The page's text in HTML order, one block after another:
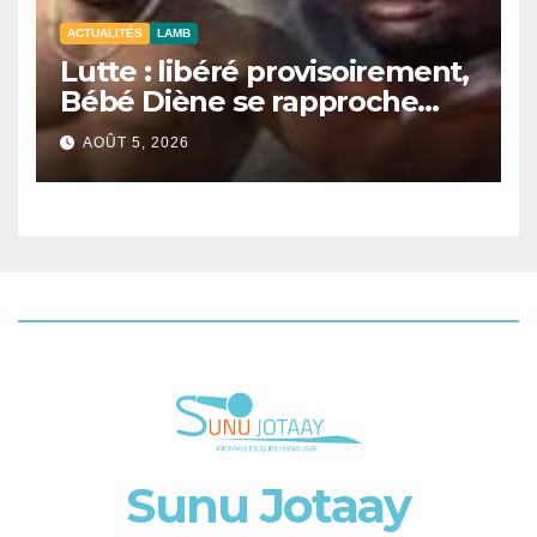
ACTUALITÉS LAMB
Lutte : libéré provisoirement,
Bébé Diène se rapproche
d’un combat contre Zarco.
AOÛT 5, 2026
Sunu Jotaay